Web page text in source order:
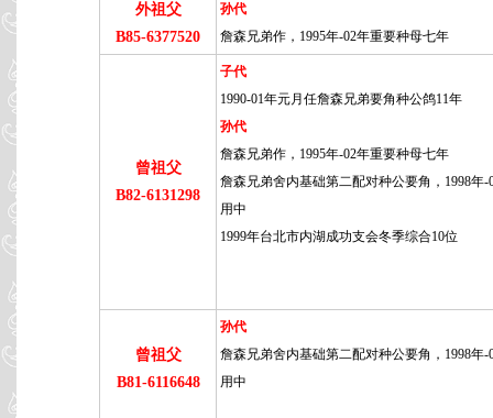
外祖父
B85-6377520
孙代
詹森兄弟作，1995年-02年重要种母七年
曾祖父
B82-6131298
子代
1990-01年元月任詹森兄弟要角种公鸽11年
孙代
詹森兄弟作，1995年-02年重要种母七年
詹森兄弟舍内基础第二配对种公要角，1998年-
用中
1999年台北市内湖成功支会冬季综合10位
曾祖父
B81-6116648
孙代
詹森兄弟舍内基础第二配对种公要角，1998年-
用中